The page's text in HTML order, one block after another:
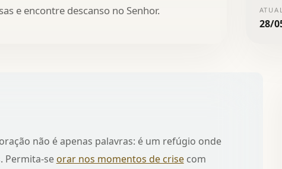
e encontre descanso no Senhor.
28/
não é apenas palavras: é um refúgio onde
Permita-se orar nos momentos de crisecom